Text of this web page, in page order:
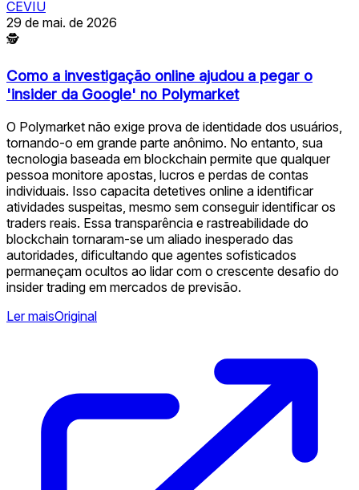
CEVIU
29 de mai. de 2026
🕵
Como a investigação online ajudou a pegar o
'insider da Google' no Polymarket
O Polymarket não exige prova de identidade dos usuários,
tornando-o em grande parte anônimo. No entanto, sua
tecnologia baseada em blockchain permite que qualquer
pessoa monitore apostas, lucros e perdas de contas
individuais. Isso capacita detetives online a identificar
atividades suspeitas, mesmo sem conseguir identificar os
traders reais. Essa transparência e rastreabilidade do
blockchain tornaram-se um aliado inesperado das
autoridades, dificultando que agentes sofisticados
permaneçam ocultos ao lidar com o crescente desafio do
insider trading em mercados de previsão.
Ler maisOriginal